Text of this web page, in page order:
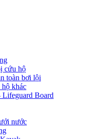
cứu hộ
toàn bơi lội
khác
Board
nước